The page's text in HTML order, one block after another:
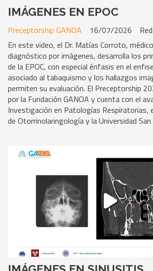
IMÁGENES EN EPOC
Preceptorship GANOA
16/07/2026
En este video, el Dr. Matías Corroto,
diagnóstico por imágenes, desarrolla los
de la EPOC, con especial énfasis en el
asociado al tabaquismo y los hallazgos
permiten su evaluación. El Preceptorship
por la Fundación GANOA y cuenta con el
Investigación en Patologías
de Otorrinolaringología y la Universidad